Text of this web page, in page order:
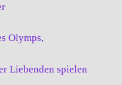
Olymps,
Liebenden spielen